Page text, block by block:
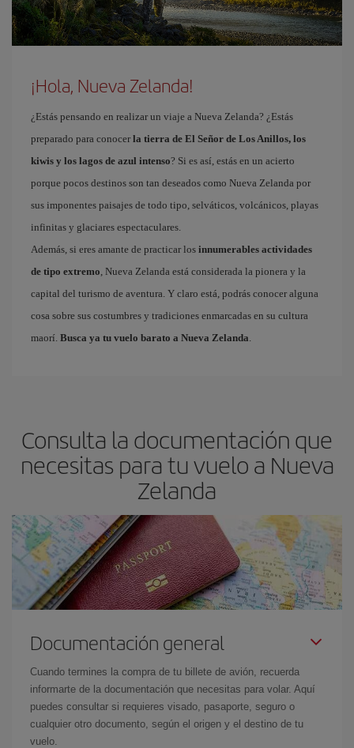
¡Hola, Nueva Zelanda!
¿Estás pensando en realizar un viaje a Nueva Zelanda? ¿Estás
preparado para conocer la tierra de El Señor de Los Anillos, los
kiwis y los lagos de azul intenso? Si es así, estás en un acierto
porque pocos destinos son tan deseados como Nueva Zelanda por
sus imponentes paisajes de todo tipo, selváticos, volcánicos, playas
infinitas y glaciares espectaculares.
Además, si eres amante de practicar los innumerables actividades
de tipo extremo , Nueva Zelanda está considerada la pionera y la
capital del turismo de aventura. Y claro está, podrás conocer alguna
cosa sobre sus costumbres y tradiciones enmarcadas en su cultura
maorí. Busca ya tu vuelo barato a Nueva Zelanda
Consulta la documentación que
necesitas para tu vuelo a Nueva
Zelanda
Documentación general
Cuando termines la compra de tu billete de avión, recuerda
informarte de la documentación que necesitas para volar. Aquí
puedes consultar si requieres visado, pasaporte, seguro o
cualquier otro documento, según el origen y el destino de tu
vuelo.